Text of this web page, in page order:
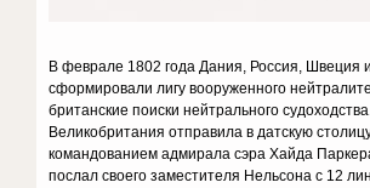
В феврале 1802 года Дания, Россия, Швеция
сформировали лигу вооруженного
британские поиски нейтрального
Великобритания отправила в датскую
командованием адмирала сэра Хайда
послал своего заместителя Нельсона с 12